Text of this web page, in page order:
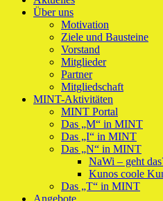
Über uns
Motivation
Ziele und Bausteine
Vorstand
Mitglieder
Partner
Mitgliedschaft
MINT-Aktivitäten
MINT Portal
Das „M“ in MINT
Das „I“ in MINT
Das „N“ in MINT
NaWi – geht
Kunos coole
Das „T“ in MINT
Angebote